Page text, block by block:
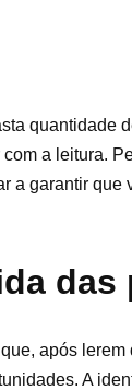
quantidade
a leitura.
a garantir que
das
após lerem
A